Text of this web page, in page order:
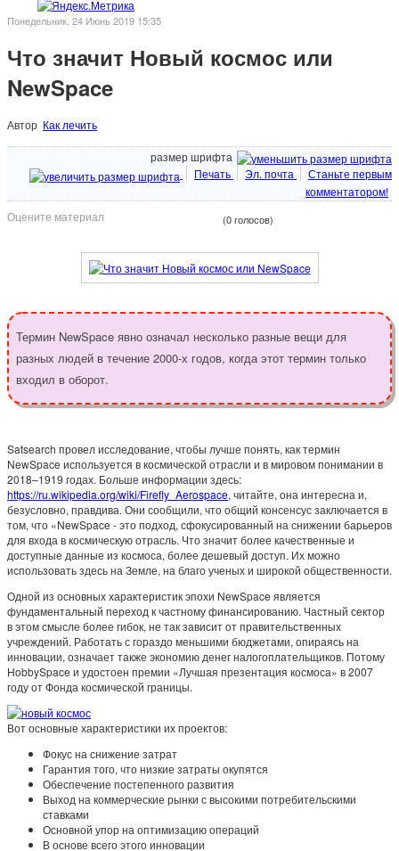
Понедельник, 24 Июнь 2019 15:35
Что значит Новый космос или
NewSpace
Автор Как лечить
размер шрифта
Печать
Эл. почта
Станьте первым
комментатором!
Оцените материал
(0 голосов)
Термин NewSpace явно означал несколько разные вещи для
разных людей в течение 2000-х годов, когда этот термин только
входил в оборот.
Satsearch провел исследование, чтобы лучше понять, как термин
NewSpace используется в космической отрасли и в мировом понимании в
2018–1919 годах. Больше информации здесь:
https://ru.wikipedia.org/wiki/Firefly_Aerospace, читайте, она интересна и,
безусловно, правдива. Они сообщили, что общий консенсус заключается в
том, что «NewSpace - это подход, сфокусированный на снижении барьеров
для входа в космическую отрасль. Что значит более качественные и
доступные данные из космоса, более дешевый доступ. Их можно
использовать здесь на Земле, на благо ученых и широкой общественности.
Одной из основных характеристик эпохи NewSpace является
фундаментальный переход к частному финансированию. Частный сектор
в этом смысле более гибок, не так зависит от правительственных
учреждений. Работать с гораздо меньшими бюджетами, опираясь на
инновации, означает также экономию денег налогоплательщиков. Потому
HobbySpace и удостоен премии «Лучшая презентация космоса» в 2007
году от Фонда космической границы.
Вот основные характеристики их проектов:
Фокус на снижение затрат
Гарантия того, что низкие затраты окупятся
Обеспечение постепенного развития
Выход на коммерческие рынки с высокими потребительскими
ставками
Основной упор на оптимизацию операций
В основе всего этого инновации